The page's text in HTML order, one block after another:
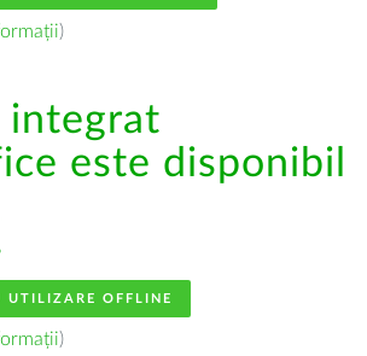
)
este disponibil
UTILIZARE OFFLINE
)